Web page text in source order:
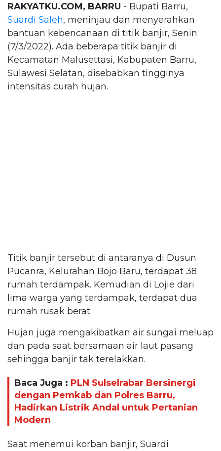
RAKYATKU.COM, BARRU - Bupati Barru,
Suardi Saleh, meninjau dan menyerahkan
bantuan kebencanaan di titik banjir, Senin
(7/3/2022). Ada beberapa titik banjir di
Kecamatan Malusettasi, Kabupaten Barru,
Sulawesi Selatan, disebabkan tingginya
intensitas curah hujan.
Titik banjir tersebut di antaranya di Dusun
Pucanra, Kelurahan Bojo Baru, terdapat 38
rumah terdampak. Kemudian di Lojie dari
lima warga yang terdampak, terdapat dua
rumah rusak berat.
Hujan juga mengakibatkan air sungai meluap
dan pada saat bersamaan air laut pasang
sehingga banjir tak terelakkan.
Baca Juga : PLN Sulselrabar Bersinergi
dengan Pemkab dan Polres Barru,
Hadirkan Listrik Andal untuk Pertanian
Modern
Saat menemui korban banjir, Suardi